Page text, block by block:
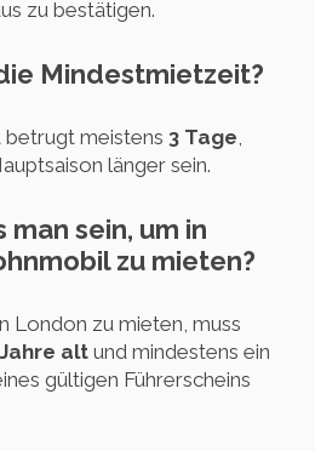
zu bestätigen.
Mindestmietzeit?
meistens 3 Tage,
länger sein.
man sein, um in
zu mieten?
London zu mieten, muss
alt und mindestens ein
gültigen Führerscheins